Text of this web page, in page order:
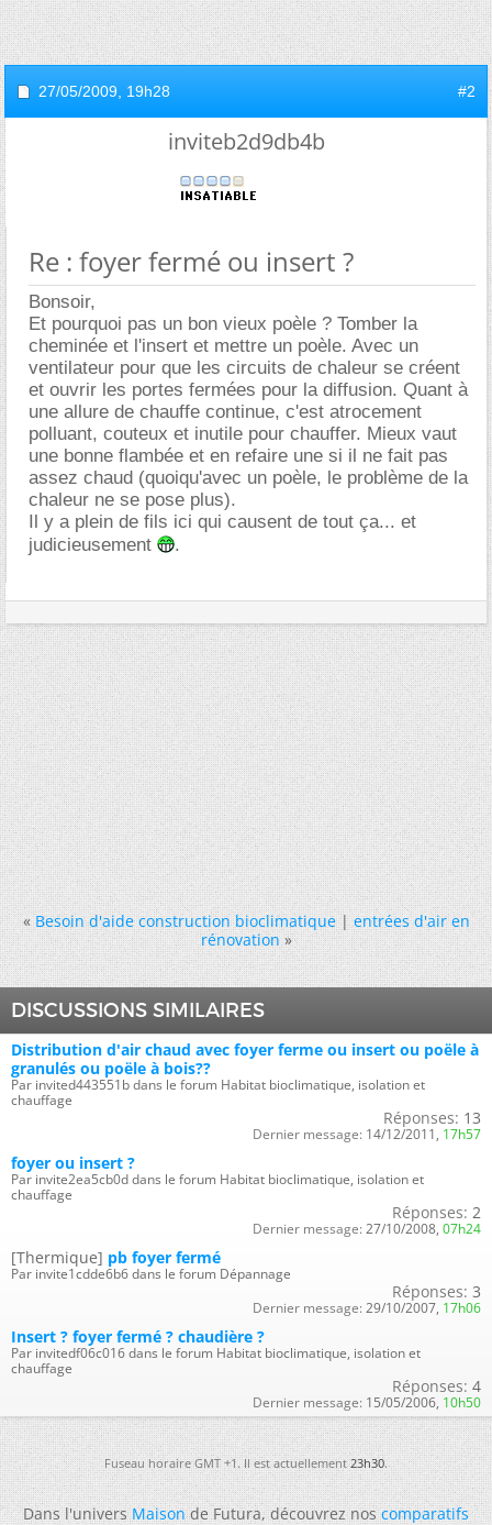
27/05/2009, 19h28 #2
inviteb2d9db4b
Re : foyer fermé ou insert ?
Bonsoir,
Et pourquoi pas un bon vieux poèle ? Tomber la
cheminée et l'insert et mettre un poèle. Avec un
ventilateur pour que les circuits de chaleur se créent
et ouvrir les portes fermées pour la diffusion. Quant à
une allure de chauffe continue, c'est atrocement
polluant, couteux et inutile pour chauffer. Mieux vaut
une bonne flambée et en refaire une si il ne fait pas
assez chaud (quoiqu'avec un poèle, le problème de la
chaleur ne se pose plus).
Il y a plein de fils ici qui causent de tout ça... et
judicieusement
.
« Besoin d'aide construction bioclimatique|entrées d'air en
rénovation »
DISCUSSIONS SIMILAIRES
Distribution d'air chaud avec foyer ferme ou insert ou poële à
granulés ou poële à bois??
Par invited443551b dans le forum Habitat bioclimatique, isolation et
chauffage
Réponses: 13
Dernier message: 14/12/2011, 17h57
foyer ou insert ?
Par invite2ea5cb0d dans le forum Habitat bioclimatique, isolation et
chauffage
Réponses: 2
Dernier message: 27/10/2008, 07h24
[Thermique] pb foyer fermé
Par invite1cdde6b6 dans le forum Dépannage
Réponses: 3
Dernier message: 29/10/2007, 17h06
Insert ? foyer fermé ? chaudière ?
Par invitedf06c016 dans le forum Habitat bioclimatique, isolation et
chauffage
Réponses: 4
Dernier message: 15/05/2006, 10h50
Fuseau horaire GMT +1. Il est actuellement23h30.
Dans l'universMaisonde Futura, découvrez noscomparatifs